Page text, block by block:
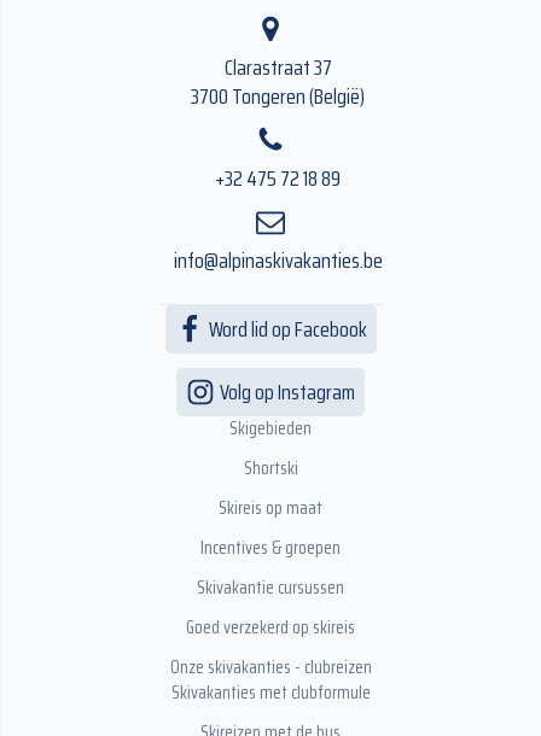
Clarastraat 37
3700 Tongeren (België)
+32 475 72 18 89
info@alpinaskivakanties.be
Word lid op Facebook
Volg op Instagram
Skigebieden
Shortski
Skireis op maat
Incentives & groepen
Skivakantie cursussen
Goed verzekerd op skireis
Onze skivakanties - clubreizen
Skivakanties met clubformule